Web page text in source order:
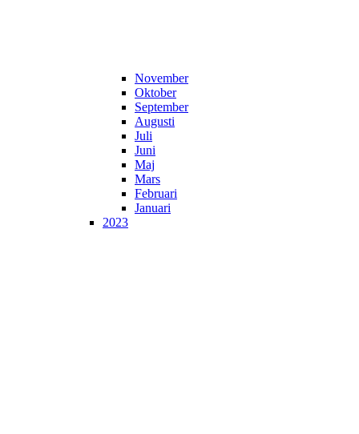
November
Oktober
September
Augusti
Juli
Juni
Maj
Mars
Februari
Januari
2023